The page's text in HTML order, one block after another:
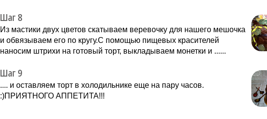
Шаг 8
Из мастики двух цветов скатываем веревочку для нашего мешочка
и обвязываем его по кругу.С помощью пищевых красителей
наносим штрихи на готовый торт, выкладываем монетки и ......
Шаг 9
.... и оставляем торт в холодильнике еще на пару часов.
:)ПРИЯТНОГО АППЕТИТА!!!